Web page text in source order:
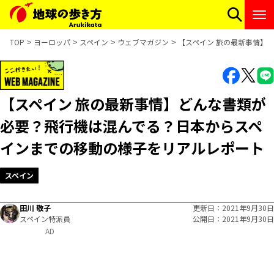
TOP ヨーロッパ スペイン ウェブマガジン 【スペイン 旅の最新事情
【スペイン 旅の最新事情】どんな書類が
必要？飛行機は混んでる？日本からスペ
インまでの移動の様子をリアルレポート
スペイン
田川 敬子
スペイン特派員
更新日
2021年9月30日
公開日
2021年9月30日
AD